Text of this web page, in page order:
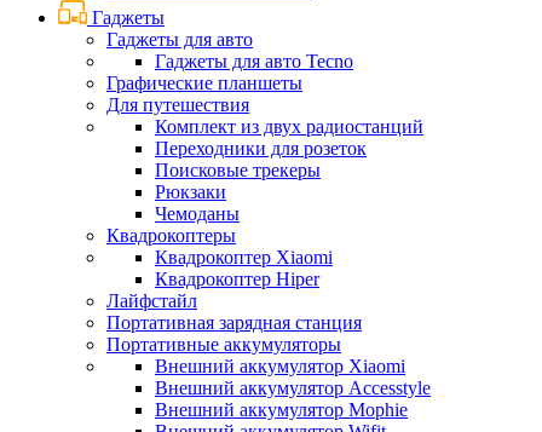
Гаджеты
Гаджеты для авто
Гаджеты для авто Tecno
Графические планшеты
Для путешествия
Комплект из двух радиостанций
Переходники для розеток
Поисковые трекеры
Рюкзаки
Чемоданы
Квадрокоптеры
Квадрокоптер Xiaomi
Квадрокоптер Hiper
Лайфстайл
Портативная зарядная станция
Портативные аккумуляторы
Внешний аккумулятор Xiaomi
Внешний аккумулятор Accesstyle
Внешний аккумулятор Mophie